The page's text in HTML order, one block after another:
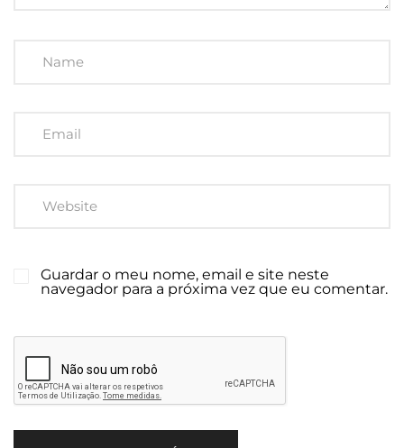
Guardar o meu nome, email e site neste
navegador para a próxima vez que eu comentar.